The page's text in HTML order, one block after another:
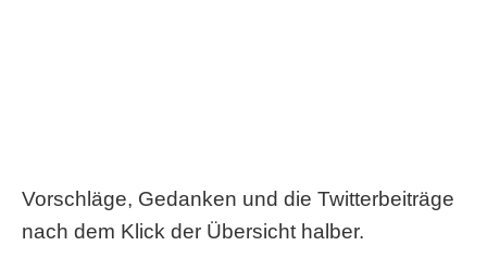
Vorschläge, Gedanken und die Twitterbeiträge
nach dem Klick der Übersicht halber.